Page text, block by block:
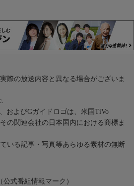
際の放送内容と異なる場合がございま
およびGガイドロゴは、米国TiVo
の関連会社の日本国内における商標ま
いる記事・写真等あらゆる素材の無断
公式番組情報マーク）